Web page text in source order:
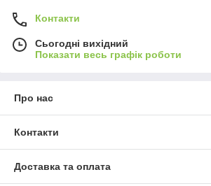
Контакти
Сьогодні вихідний
Показати весь графік роботи
Про нас
Контакти
Доставка та оплата